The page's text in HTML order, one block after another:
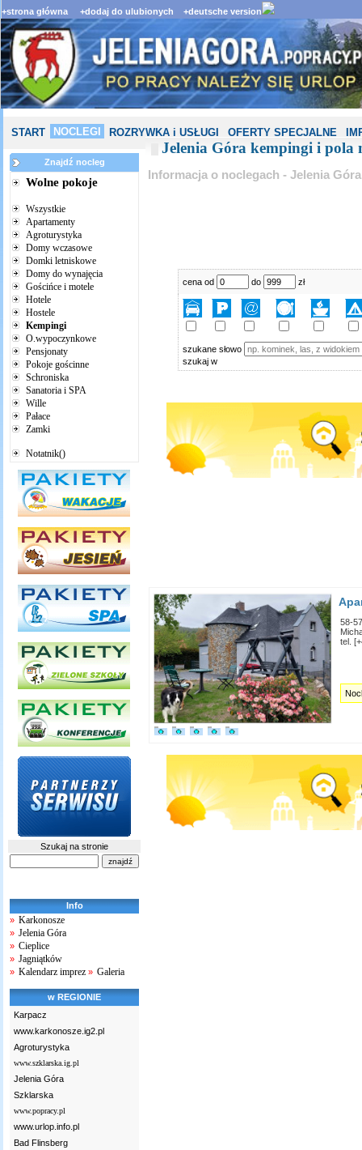
+strona główna +dodaj do ulubionych +deutsche version
START NOCLEGI ROZRYWKA i USŁUGI OFERTY SPECJALNE
Znajdź nocleg
Wolne pokoje
Wszystkie
Apartamenty
Agroturystyka
Domy wczasowe
Domki letniskowe
Domy do wynajęcia
Gościńce i motele
Hotele
Hostele
Kempingi
O.wypoczynkowe
Pensjonaty
Pokoje gościnne
Schroniska
Sanatoria i SPA
Wille
Pałace
Zamki
Notatnik()
Szukaj na stronie
Info
» Karkonosze
» Jelenia Góra
» Cieplice
» Jagniątków
» Kalendarz imprez » Galeria
w REGIONIE
Karpacz
www.karkonosze.ig2.pl
Agroturystyka
www.szklarska.ig.pl
Jelenia Góra
Szklarska
www.popracy.pl
www.urlop.info.pl
Bad Flinsberg
Jelenia Góra kempingi i pola
Informacja o noclegach - Jelenia Góra
cena od do zł
szukane słowo
szukaj w
58-
tel.